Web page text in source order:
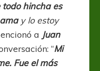
todo hincha es
y lo estoy
a Juan
“Mi
Fue el más